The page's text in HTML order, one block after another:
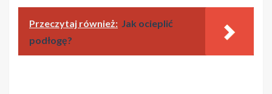
Przeczytaj również: Jak ocieplić
podłogę?